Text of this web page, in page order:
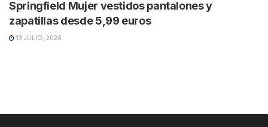
Springfield Mujer vestidos pantalones y
zapatillas desde 5,99 euros
13 JULIO, 2026